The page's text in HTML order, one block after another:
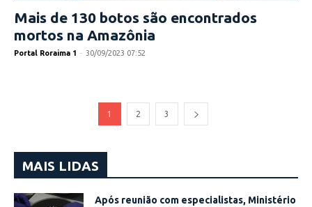
Mais de 130 botos são encontrados
mortos na Amazônia
Portal Roraima 1 - 30/09/2023 07:52
1 2 3
MAIS LIDAS
Após reunião com especialistas, Ministério